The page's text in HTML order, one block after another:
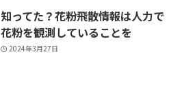
知ってた？花粉飛散情報は人力で
花粉を観測していることを
2024年3月27日